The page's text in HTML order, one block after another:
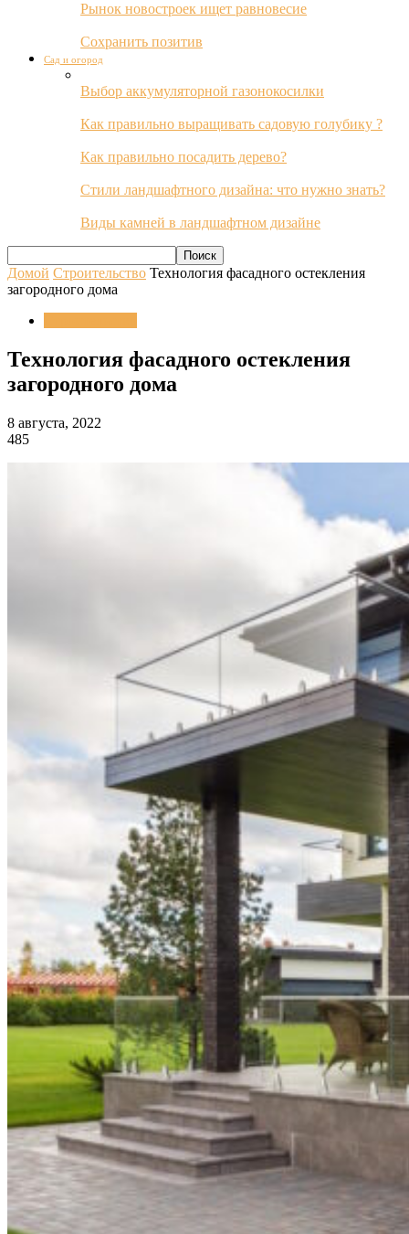
Рынок новостроек ищет равновесие
Сохранить позитив
Сад и огород
Выбор аккумуляторной газонокосилки
Как правильно выращивать садовую голубику ?
Как правильно посадить дерево?
Стили ландшафтного дизайна: что нужно знать?
Виды камней в ландшафтном дизайне
Домой Строительство Технология фасадного остекления
загородного дома
Технология фасадного остекления
загородного дома
8 августа, 2022
485